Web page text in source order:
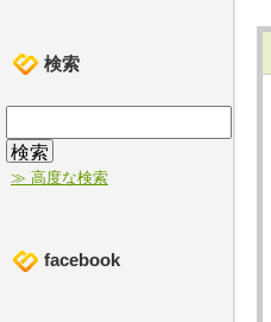
検索
≫ 高度な検索
facebook